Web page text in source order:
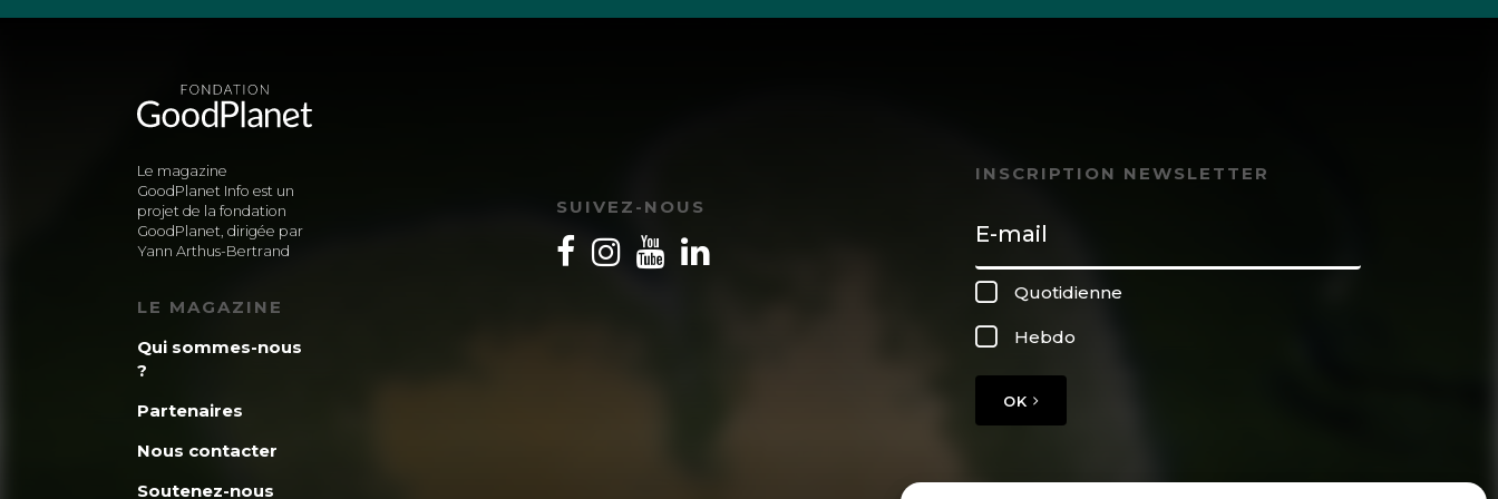
Le magazine
GoodPlanet Info est un
projet de la fondation
GoodPlanet, dirigée par
Yann Arthus-Bertrand
LE MAGAZINE
Qui sommes-nous
?
Partenaires
Nous contacter
Soutenez-nous
SUIVEZ-NOUS
INSCRIPTION NEWSLETTER
Quotidienne
Hebdo
OK